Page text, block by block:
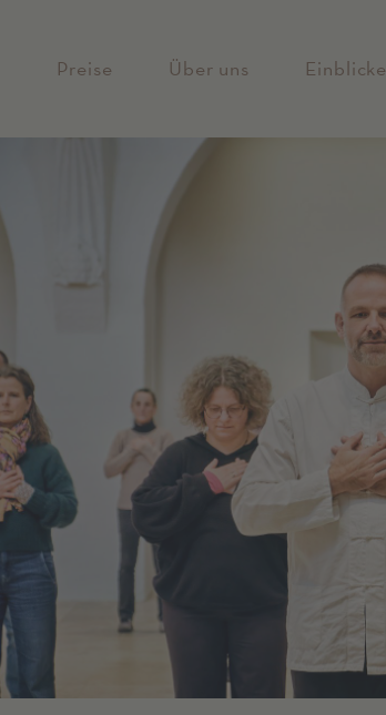
Preise Über uns Einblicke